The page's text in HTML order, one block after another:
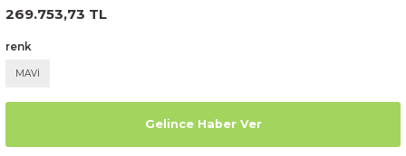
269.753,73 TL
renk
MAVİ
Gelince Haber Ver